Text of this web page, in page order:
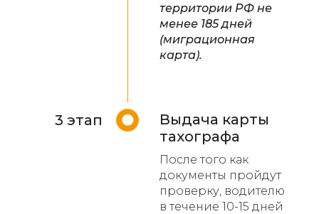
территории РФ не
менее 185 дней
(миграционная
карта).
3 этап
Выдача карты
тахографа
После того как
документы пройдут
проверку, водителю
в течение 10-15 дней